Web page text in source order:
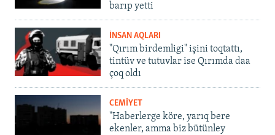
barıp yetti
İNSAN AQLARI
"Qırım birdemligi" işini toqtattı,
tintüv ve tutuvlar ise Qırımda daa
çoq oldı
CEMİYET
"Haberlerge köre, yarıq bere
ekenler, amma biz bütünley